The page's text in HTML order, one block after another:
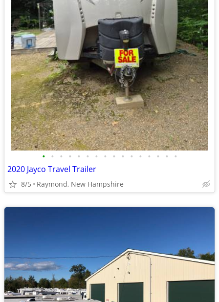
• • • • • • • • • • • • • • • •
2020 Jayco Travel Trailer
8/5 Raymond, New Hampshire